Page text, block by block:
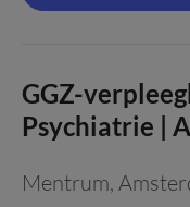
GGZ-
Psychiatrie |
Mentrum,